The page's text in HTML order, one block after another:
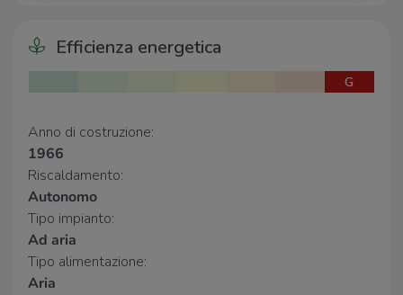
Istituto Magistrale Statale E. Palumbo
240 m
Istituto Comprensivo S.Elia-Commenda
Scuola elementare statale Collodi
Scuola materna Statale Montessori
Farmacia
Nuova Farmacia amica
Farmacia Commenda
Efficienza energetica
G
Anno di costruzione:
1966
Riscaldamento:
Autonomo
Tipo impianto:
Ad aria
Tipo alimentazione:
Aria